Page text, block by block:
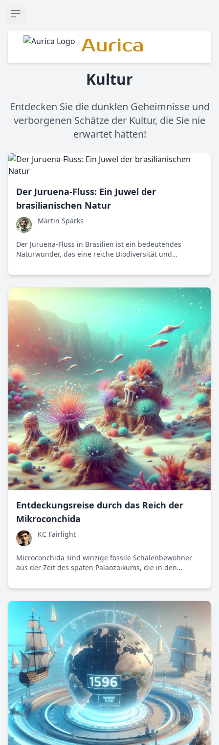
Open sidebar
Aurica
Kultur
Entdecken Sie die dunklen Geheimnisse und
verborgenen Schätze der Kultur, die Sie nie
erwartet hätten!
Der Juruena-Fluss: Ein Juwel der
brasilianischen Natur
Martin Sparks
Der Juruena-Fluss in Brasilien ist ein bedeutendes
Naturwunder, das eine reiche Biodiversität und
bietet, jedoch durch Abholzung und
Entdeckungsreise durch das Reich der
Mikroconchida
KC Fairlight
Microconchida sind winzige fossile Schalenbewohner
aus der Zeit des späten Paläozoikums, die in den
Anpassungsfähigkeit und ihr Überleben trotz extremer
Studienobjekten für die Wissenschaft.